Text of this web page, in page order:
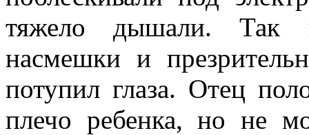
тяжело дышали. Так
насмешки и
потупил глаза. Отец
пле­чо ребенка, но не